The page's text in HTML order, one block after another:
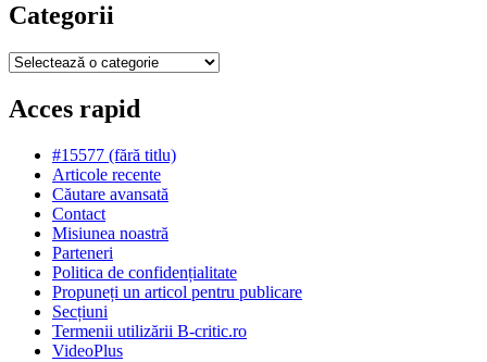
Categorii
Categorii
Acces rapid
#15577 (fără titlu)
Articole recente
Căutare avansată
Contact
Misiunea noastră
Parteneri
Politica de confidențialitate
Propuneți un articol pentru publicare
Secțiuni
Termenii utilizării B-critic.ro
VideoPlus